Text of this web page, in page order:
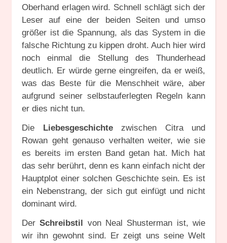
Oberhand erlagen wird. Schnell schlägt sich der
Leser auf eine der beiden Seiten und umso
größer ist die Spannung, als das System in die
falsche Richtung zu kippen droht. Auch hier wird
noch einmal die Stellung des Thunderhead
deutlich. Er würde gerne eingreifen, da er weiß,
was das Beste für die Menschheit wäre, aber
aufgrund seiner selbstauferlegten Regeln kann
er dies nicht tun.
Die Liebesgeschichtezwischen Citra und
Rowan geht genauso verhalten weiter, wie sie
es bereits im ersten Band getan hat. Mich hat
das sehr berührt, denn es kann einfach nicht der
Hauptplot einer solchen Geschichte sein. Es ist
ein Nebenstrang, der sich gut einfügt und nicht
dominant wird.
DerSchreibstil von Neal Shusterman ist, wie
wir ihn gewohnt sind. Er zeigt uns seine Welt